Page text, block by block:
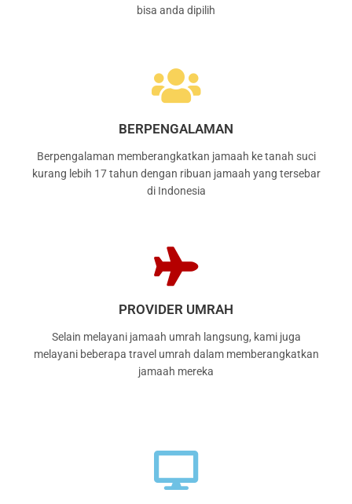
bisa anda dipilih
BERPENGALAMAN
Berpengalaman memberangkatkan jamaah ke tanah suci
kurang lebih 17 tahun dengan ribuan jamaah yang tersebar
di Indonesia
PROVIDER UMRAH
Selain melayani jamaah umrah langsung, kami juga
melayani beberapa travel umrah dalam memberangkatkan
jamaah mereka